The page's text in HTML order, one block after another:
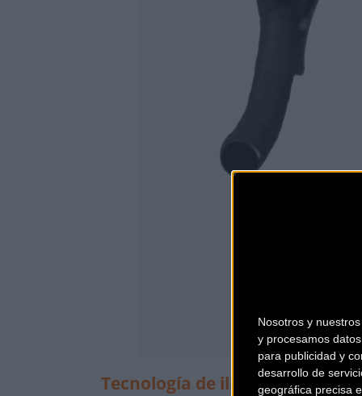
Nosotros y
y procesamos
para publicidad y
desarrollo de
geográfica precisa
Tecnología de iluminación